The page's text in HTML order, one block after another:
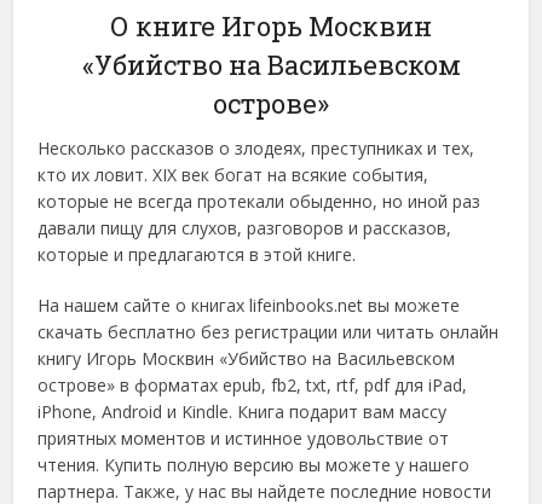
О книге Игорь Москвин
«Убийство на Васильевском
острове»
Несколько рассказов о злодеях, преступниках и тех,
кто их ловит. XIX век богат на всякие события,
которые не всегда протекали обыденно, но иной раз
давали пищу для слухов, разговоров и рассказов,
которые и предлагаются в этой книге.
На нашем сайте о книгах lifeinbooks.net вы можете
скачать бесплатно без регистрации или читать онлайн
книгу Игорь Москвин «Убийство на Васильевском
острове» в форматах epub, fb2, txt, rtf, pdf для iPad,
iPhone, Android и Kindle. Книга подарит вам массу
приятных моментов и истинное удовольствие от
чтения. Купить полную версию вы можете у нашего
партнера. Также, у нас вы найдете последние новости